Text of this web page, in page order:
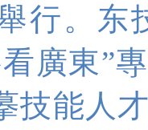
行。东
廣東”
技能人